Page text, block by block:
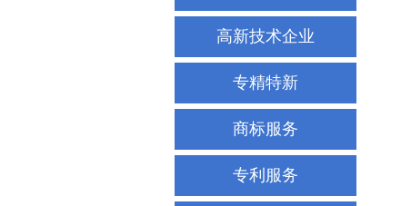
高新技术企业
专精特新
商标服务
专利服务